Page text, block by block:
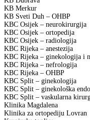
KB Merkur
KB Sveti Duh – OHBP
KBC Osijek – neurokirurgija
KBC Osijek – ortopedija
KBC Osijek – radiologija
KBC Rijeka – anestezija
KBC Rijeka – ginekologija i
KBC Rijeka – nefrologija
KBC Rijeka – OHBP
KBC Split – ginekologija
KBC Split – ginekološka
KBC Split – vaskularna
Klinika Magdalena
Klinika za ortopediju Lovran